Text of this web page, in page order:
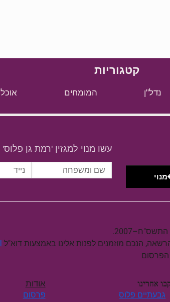
קטגוריות
נדל"ן המומחים אוכל
מנוי
עשו מנוי למגזין 'רמת גן פלוס'
הנכם מוזמנים לפנות אלינו באמצעות דוא"ל
אחרינו
גבעתיים פלוס
אודות
פרסום